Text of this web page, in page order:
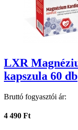
LXR
kapszula 60 db
Bruttó fogyasztói ár:
4 490 Ft